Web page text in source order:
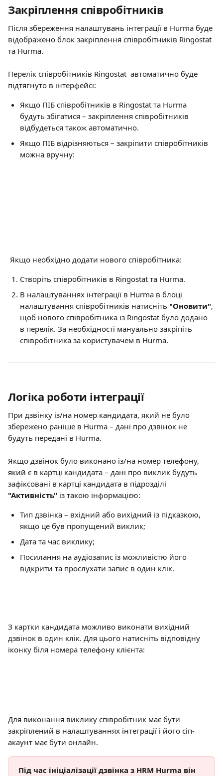
Закріплення співробітників
Після збереження налаштувань інтеграції в Hurma буде
відображено блок закріплення співробітників Ringostat
та Hurma.
Перелік співробітників Ringostat  автоматично буде
підтягнуто в інтерфейсі:
Якщо ПІБ співробітників в Ringostat та Hurma
будуть збігатися – закріплення співробітників
відбудеться також автоматично.
Якщо ПІБ відрізняються – закріпити співробітників
можна вручну:
Якщо необхідно додати нового співробітника:
Створіть співробітників в Ringostat та Hurma.
В налаштуваннях інтеграції в Hurma в блоці
налаштування співробітників натисніть "Оновити",
щоб нового співробітника із Ringostat було додано
в перелік. За необхідності мануально закріпіть
співробітника за користувачем в Hurma.
Логіка роботи інтеграції
При дзвінку із/на номер кандидата, який не було
збережено раніше в Hurma – дані про дзвінок не
будуть передані в Hurma.
Якщо дзвінок було виконано із/на номер телефону,
який є в картці кандидата – дані про виклик будуть
зафіксовані в картці кандидата в підрозділі
"Активність" із такою інформацією:
Тип дзвінка – вхідний або вихідний із підказкою,
якщо це був пропущений виклик;
Дата та час виклику;
Посилання на аудіозапис із можливістю його
відкрити та прослухати запис в один клік.
З картки кандидата можливо виконати вихідний
дзвінок в один клік. Для цього натисніть відповідну
іконку біля номера телефону клієнта:
Для виконання виклику співробітник має бути
закріплений в налаштуваннях інтеграції і його сіп-
акаунт має бути онлайн.
Під час ініціалізації дзвінка з HRM Hurma він